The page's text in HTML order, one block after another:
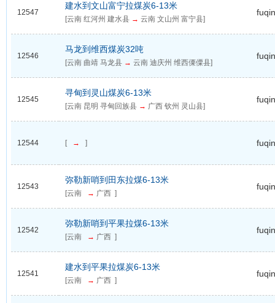
12547
建水到文山富宁拉煤炭6-13米
[云南 红河州 建水县 → 云南 文山州 富宁县]
12546
马龙到维西煤炭32吨
[云南 曲靖 马龙县 → 云南 迪庆州 维西傈僳县]
12545
寻甸到灵山煤炭6-13米
[云南 昆明 寻甸回族县 → 广西 钦州 灵山县]
12544 [ → ]
12543
弥勒新哨到田东拉煤6-13米
[云南 → 广西 ]
12542
弥勒新哨到平果拉煤6-13米
[云南 → 广西 ]
12541
建水到平果拉煤炭6-13米
[云南 → 广西 ]